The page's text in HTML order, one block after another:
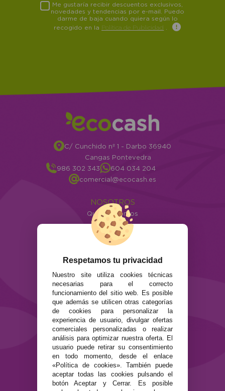
Me gustaría recibir descuentos exclusivos,
novedades y tendencias por e-mail. Puedo
darme de baja cuando quiera según lo
recogido en la Política de Publicidad
C/ Cunchido nº 1 - Darbo 36940
Cangas Pontevedra
986 302 343
604 034 204
comercial@ecocash.es
NOSOTROS
Quiénes somos
Info
ATENCIÓN AL CLIENTE
Envíos y devoluciones
Preguntas Frecuentes
Contacto
SEGURIDAD Y PRIVACIDAD
Términos y condiciones de uso
Política de privacidad
Política de cookies
Respetamos tu privacidad
Nuestro site utiliza cookies técnicas
necesarias para el correcto
funcionamiento del sitio web. Es posible
que además se utilicen otras categorías
de cookies para personalizar la
experiencia de usuario, divulgar ofertas
comerciales personalizadas o realizar
análisis para optimizar nuestra oferta. El
usuario puede retirar su consentimiento
en todo momento, desde el enlace
«Política de cookies». También puede
aceptar todas las cookies pulsando el
botón Aceptar y Cerrar. Es posible